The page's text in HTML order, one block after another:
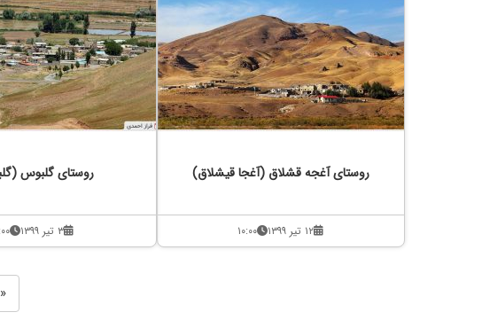
روستای آغجه قشلاق (آغجا قیشلاق)
۱۲ تیر ۱۳۹۹ ۱۰:۰۰
روستای گلبوس
۳ تیر ۱۳۹۹
«